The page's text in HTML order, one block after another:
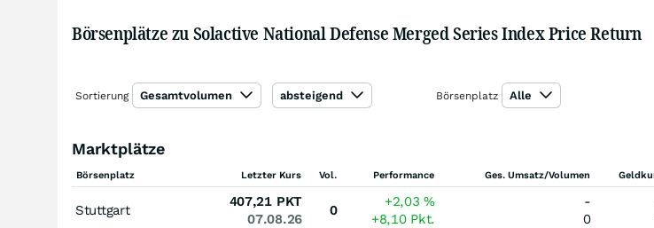
Börsenplätze zu Solactive National Defense Merged Series Index Price Return
Sortierung Gesamtvolumen absteigend Börsenplatz Alle
Marktplätze
Börsenplatz Letzter Kurs Vol. Performance Ges. Umsatz/Volumen
Stuttgart
407,21 PKT
07.08.26
0
+2,03%
+8,10 Pkt.
-
0